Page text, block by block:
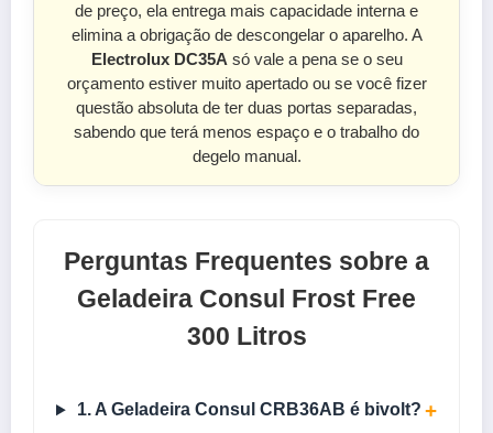
de preço, ela entrega mais capacidade interna e
elimina a obrigação de descongelar o aparelho. A
Electrolux DC35A só vale a pena se o seu
orçamento estiver muito apertado ou se você fizer
questão absoluta de ter duas portas separadas,
sabendo que terá menos espaço e o trabalho do
degelo manual.
Perguntas Frequentes sobre a
Geladeira Consul Frost Free
300 Litros
1. A Geladeira Consul CRB36AB é bivolt? +